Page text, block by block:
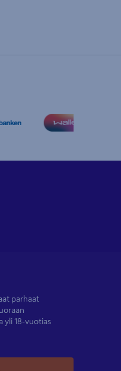
parhaat
yli 18-vuotias